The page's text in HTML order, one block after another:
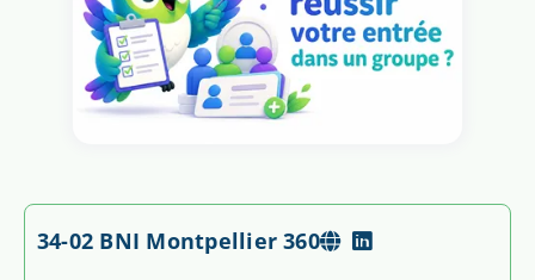
34-02 BNI Montpellier 360